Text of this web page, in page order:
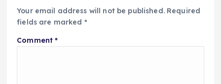
Your email address will not be published. Required
fields are marked *
Comment*